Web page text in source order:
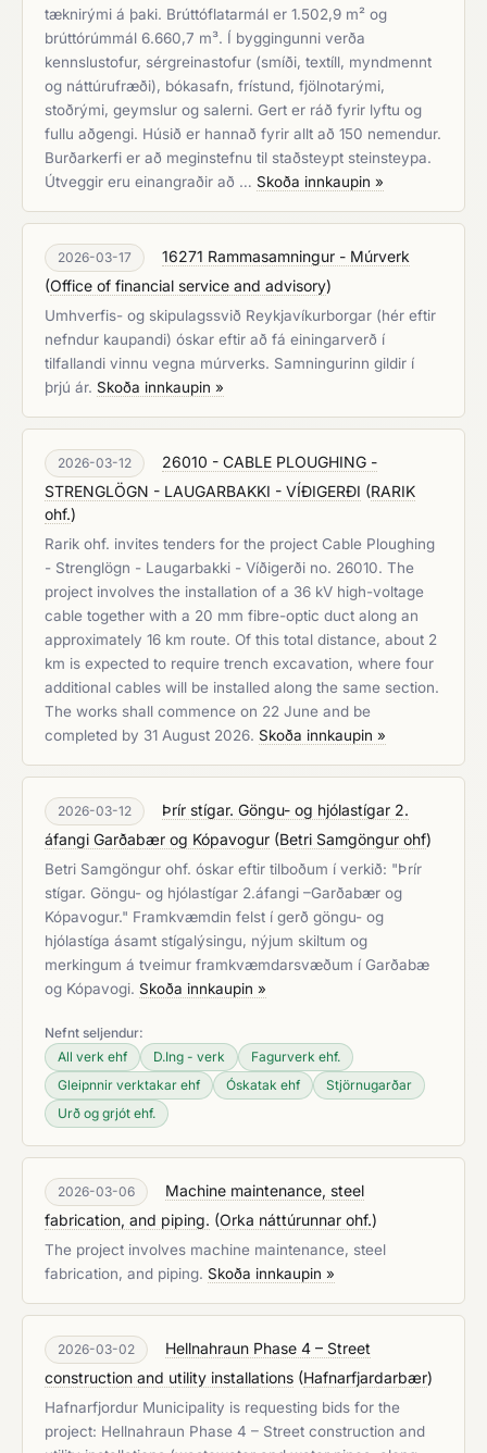
tæknirými á þaki. Brúttóflatarmál er 1.502,9 m² og
brúttórúmmál 6.660,7 m³. Í byggingunni verða
kennslustofur, sérgreinastofur (smíði, textíll, myndmennt
og náttúrufræði), bókasafn, frístund, fjölnotarými,
stoðrými, geymslur og salerni. Gert er ráð fyrir lyftu og
fullu aðgengi. Húsið er hannað fyrir allt að 150 nemendur.
Burðarkerfi er að meginstefnu til staðsteypt steinsteypa.
Útveggir eru einangraðir að … Skoða innkaupin »
2026-03-17
16271 Rammasamningur - Múrverk
(Office of financial service and advisory)
Umhverfis- og skipulagssvið Reykjavíkurborgar (hér eftir
nefndur kaupandi) óskar eftir að fá einingarverð í
tilfallandi vinnu vegna múrverks. Samningurinn gildir í
þrjú ár. Skoða innkaupin »
2026-03-12
26010 - CABLE PLOUGHING -
STRENGLÖGN - LAUGARBAKKI - VÍÐIGERÐI (RARIK
ohf.)
Rarik ohf. invites tenders for the project Cable Ploughing
- Strenglögn - Laugarbakki - Víðigerði no. 26010. The
project involves the installation of a 36 kV high-voltage
cable together with a 20 mm fibre-optic duct along an
approximately 16 km route. Of this total distance, about 2
km is expected to require trench excavation, where four
additional cables will be installed along the same section.
The works shall commence on 22 June and be
completed by 31 August 2026. Skoða innkaupin »
2026-03-12
Þrír stígar. Göngu- og hjólastígar 2.
áfangi Garðabær og Kópavogur (Betri Samgöngur ohf)
Betri Samgöngur ohf. óskar eftir tilboðum í verkið: "Þrír
stígar. Göngu- og hjólastígar 2.áfangi –Garðabær og
Kópavogur." Framkvæmdin felst í gerð göngu- og
hjólastíga ásamt stígalýsingu, nýjum skiltum og
merkingum á tveimur framkvæmdarsvæðum í Garðabæ
og Kópavogi. Skoða innkaupin »
Nefnt seljendur:
All verk ehf
D.Ing - verk
Fagurverk ehf.
Gleipnnir verktakar ehf
Óskatak ehf
Stjörnugarðar
Urð og grjót ehf.
2026-03-06
Machine maintenance, steel
fabrication, and piping. (Orka náttúrunnar ohf.)
The project involves machine maintenance, steel
fabrication, and piping. Skoða innkaupin »
2026-03-02
Hellnahraun Phase 4 – Street
construction and utility installations (Hafnarfjardarbær)
Hafnarfjordur Municipality is requesting bids for the
project: Hellnahraun Phase 4 – Street construction and